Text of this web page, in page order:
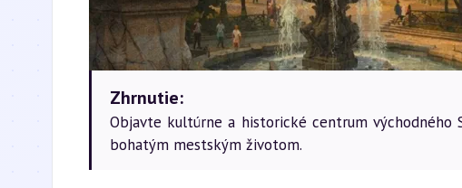
Zhrnutie:
Objavte kultúrne a historické centrum východného
bohatým mestským životom.